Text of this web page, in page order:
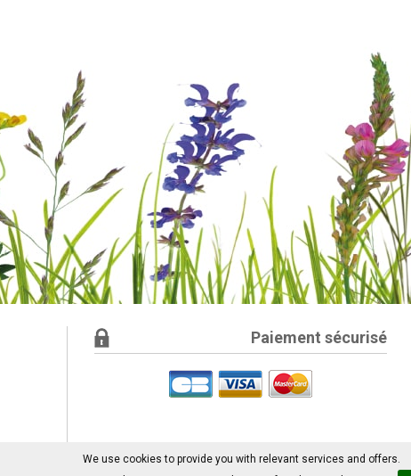
We use cookies to provide you with relevant services and offers.
Paiement sécurisé